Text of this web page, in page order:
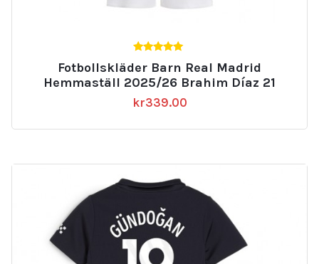
av 5
Fotbollskläder Barn Real Madrid
Hemmaställ 2025/26 Brahim Díaz 21
kr339.00